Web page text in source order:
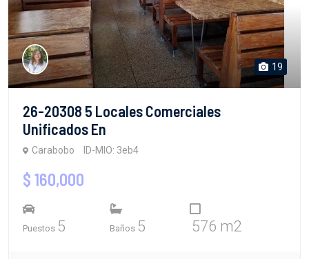
19
26-20308 5 Locales Comerciales
Unificados En
Carabobo ID-MIO: 3eb4
$ 160,000
Puestos 5 Baños 5 576 m2